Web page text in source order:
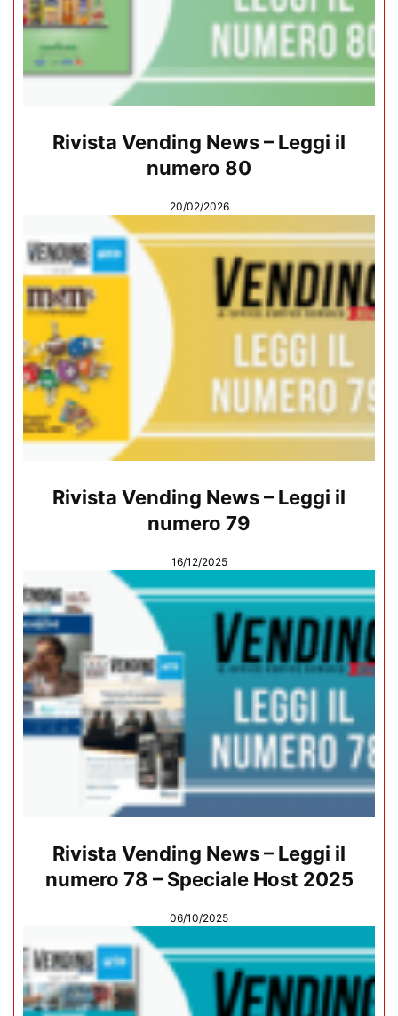
Rivista Vending News – Leggi il
numero 80
20/02/2026
Rivista Vending News – Leggi il
numero 79
16/12/2025
Rivista Vending News – Leggi il
numero 78 – Speciale Host 2025
06/10/2025